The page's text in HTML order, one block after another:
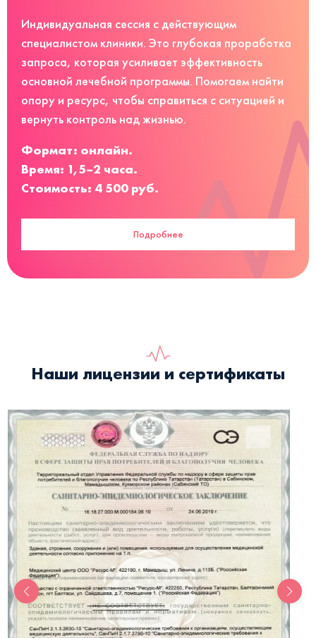
Индивидуальная сессия с действующим
специалистом клиники. Это глубокая проработка
запроса, которая усиливает эффективность
основной лечебной программы. Помогаем найти
опору и ресурс, чтобы справиться с ситуацией и
вернуть контроль над жизнью.
Формат: онлайн.
Время: 1,5–2 часа.
Стоимость: 4 500 руб.
Подробнее
Наши лицензии и сертификаты